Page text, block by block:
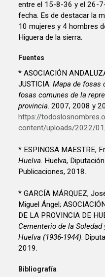
entre el 15-8-36 y el 26-
fecha. Es de destacar la
10 mujeres y 4 hombres
Higuera de la sierra.
Fuentes
* ASOCIACIÓN
JUSTICIA:Mapa de fosas
fosas comunes de la
provincia. 2007, 2008 y
https://
content/uploads/2022/
* ESPINOSA MAESTRE,
Huelva. Huelva,
Publicaciones, 2018.
* GARCÍA MÁRQUEZ,
Miguel Ángel;
DE LA PROVINCIA DE
Cementerio de la
Huelva (1936-1944).
2019.
Bibliografía